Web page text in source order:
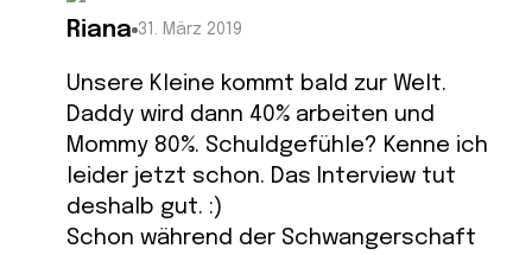
Riana 31. März 2019
Unsere Kleine kommt bald zur Welt.
Daddy wird dann 40% arbeiten und
Mommy 80%. Schuldgefühle? Kenne ich
leider jetzt schon. Das Interview tut
deshalb gut. :)
Schon während der Schwangerschaft